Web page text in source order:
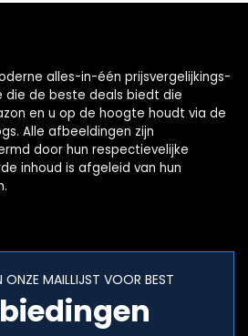
alles-in-één prijsvergelijkings-
die de beste deals biedt die
en u op de hoogte houdt via de
Alle afbeeldingen zijn
door hun respectievelijke
inhoud is afgeleid van hun
MAILLIJST VOOR BEST